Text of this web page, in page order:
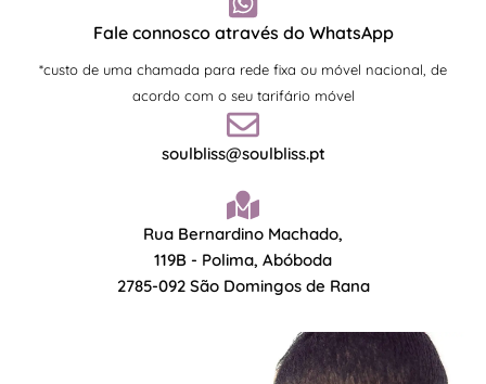
Fale connosco através do WhatsApp
*custo de uma chamada para rede fixa ou móvel nacional, de
acordo com o seu tarifário móvel
soulbliss@soulbliss.pt
Rua Bernardino Machado,
119B - Polima, Abóboda
2785-092 São Domingos de Rana